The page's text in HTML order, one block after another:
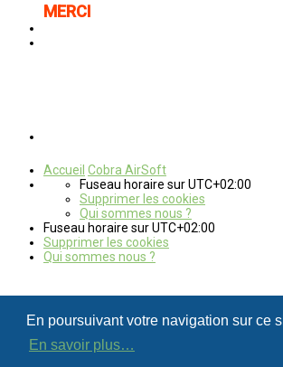
En poursuivant votre navigation sur ce
En savoir plus…
MERCI
Accueil Cobra AirSoft
Fuseau horaire surUTC+02:00
Supprimer les cookies
Qui sommes nous ?
Fuseau horaire surUTC+02:00
Supprimer les cookies
Qui sommes nous ?
Powered byphpBB™• Design by